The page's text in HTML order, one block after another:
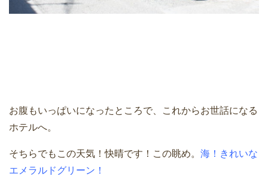
お腹もいっぱいになったところで、これからお世話になる
ホテルへ。
そちらでもこの天気！快晴です！この眺め。 海！きれいな
エメラルドグリーン！